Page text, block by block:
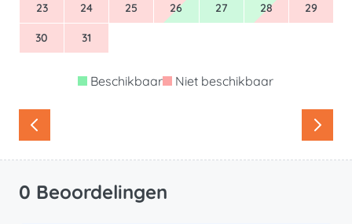
23 24 25 26 27 28 29
30 31
Beschikbaar Niet beschikbaar
0 Beoordelingen